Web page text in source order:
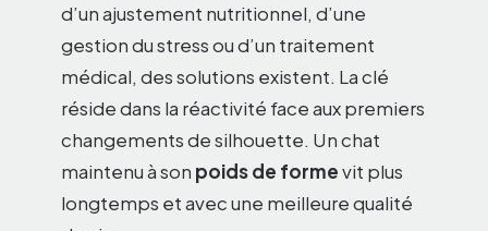
d’un ajustement nutritionnel, d’une
gestion du stress ou d’un traitement
médical, des solutions existent. La clé
réside dans la réactivité face aux premiers
changements de silhouette. Un chat
maintenu à son poids de formevit plus
longtemps et avec une meilleure qualité